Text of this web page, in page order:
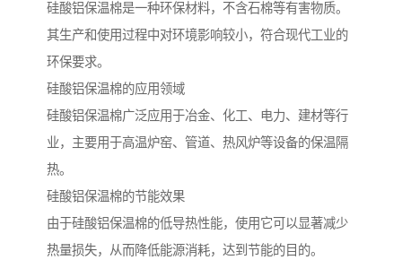
硅酸铝保温棉是一种环保材料，不含石棉等有害物质。
其生产和使用过程中对环境影响较小，符合现代工业的
环保要求。
硅酸铝保温棉的应用领域
硅酸铝保温棉广泛应用于冶金、化工、电力、建材等行
业，主要用于高温炉窑、管道、热风炉等设备的保温隔
热。
硅酸铝保温棉的节能效果
由于硅酸铝保温棉的低导热性能，使用它可以显著减少
热量损失，从而降低能源消耗，达到节能的目的。